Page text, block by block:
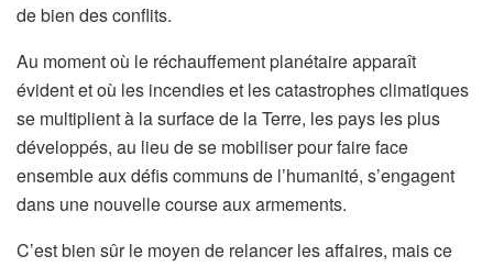
de bien des conflits.
Au moment où le réchauffement planétaire apparaît
évident et où les incendies et les catastrophes climatiques
se multiplient à la surface de la Terre, les pays les plus
développés, au lieu de se mobiliser pour faire face
ensemble aux défis communs de l’humanité, s’engagent
dans une nouvelle course aux armements.
C’est bien sûr le moyen de relancer les affaires, mais ce